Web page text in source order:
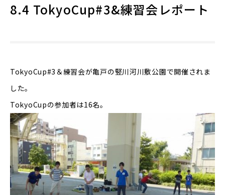
8.4 TokyoCup#3&練習会レポート
TokyoCup#3＆練習会が亀戸の竪川河川敷公園で開催されま
した。
TokyoCupの参加者は16名。